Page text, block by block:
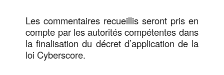
Les commentaires recueillis seront pris en
compte par les autorités compétentes dans
la finalisation du décret d’application de la
loi Cyberscore.